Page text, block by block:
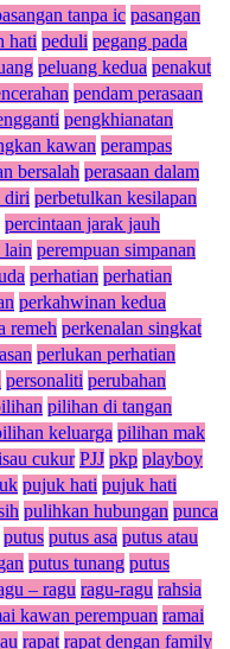
tanpa ic pasangan
hati peduli pegang pada
peluang kedua penakut
pendam perasaan
pengkhianatan
kawan perampas
bersalah perasaan dalam
diri perbetulkan kesilapan
percintaan jarak jauh
lain perempuan simpanan
perhatian perhatian
perkahwinan kedua
remeh perkenalan singkat
perlukan perhatian
personaliti perubahan
pilihan di tangan
keluarga pilihan mak
cukur PJJ pkp playboy
pujuk hati pujuk hati
pulihkan hubungan punca
putus putus asa putus atau
putus tunang putus
– ragu ragu-ragu rahsia
kawan perempuan ramai
rapat rapat dengan family